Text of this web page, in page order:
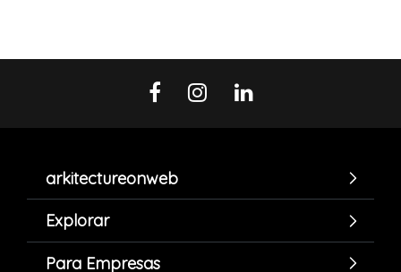
arkitectureonweb
Explorar
Para Empresas